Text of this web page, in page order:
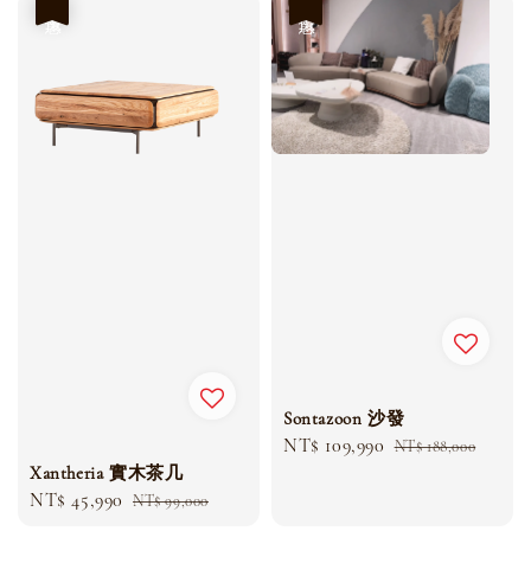
Xantheria 實木茶几
Sale
NT$ 45,990 Regular
NT$ 99,000
Sontazoon 沙發
Sale
NT$ 109,990 Regular
NT$ 188,000